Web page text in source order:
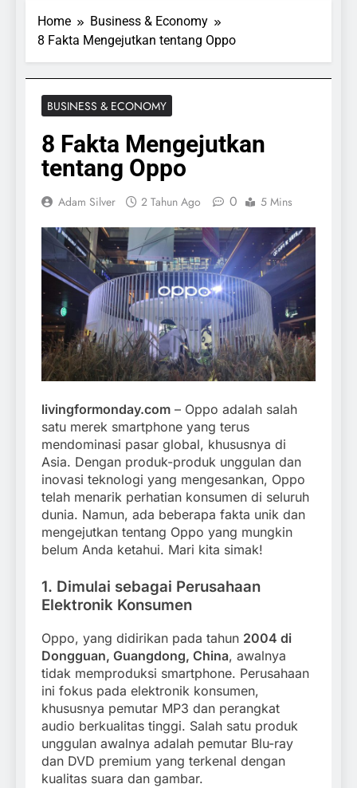
Home
Business & Economy
8 Fakta Mengejutkan tentang Oppo
BUSINESS & ECONOMY
8 Fakta Mengejutkan
tentang Oppo
Adam Silver 2 Tahun Ago 0 5 Mins
livingformonday.com – Oppo adalah salah
satu merek smartphone yang terus
mendominasi pasar global, khususnya di
Asia. Dengan produk-produk unggulan dan
inovasi teknologi yang mengesankan, Oppo
telah menarik perhatian konsumen di seluruh
dunia. Namun, ada beberapa fakta unik dan
mengejutkan tentang Oppo yang mungkin
belum Anda ketahui. Mari kita simak!
1. Dimulai sebagai Perusahaan
Elektronik Konsumen
Oppo, yang didirikan pada tahun 2004 di
Dongguan, Guangdong, China, awalnya
tidak memproduksi smartphone. Perusahaan
ini fokus pada elektronik konsumen,
khususnya pemutar MP3 dan perangkat
audio berkualitas tinggi. Salah satu produk
unggulan awalnya adalah pemutar Blu-ray
dan DVD premium yang terkenal dengan
kualitas suara dan gambar.